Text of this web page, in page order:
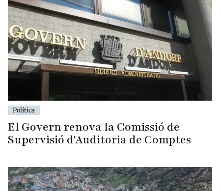
Política
El Govern renova la Comissió de
Supervisió d'Auditoria de Comptes